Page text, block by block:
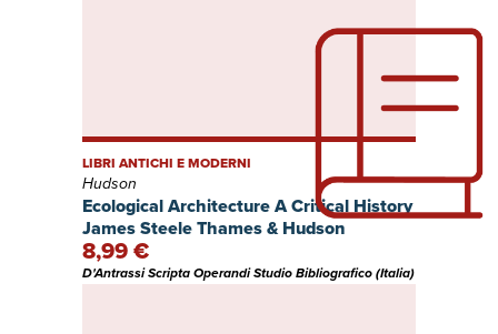
Ecological Architecture A Critical History
James Steele Thames & Hudson
LIBRI ANTICHI E MODERNI
Hudson
8,99 €
D'Antrassi Scripta Operandi Studio Bibliografico (Italia)